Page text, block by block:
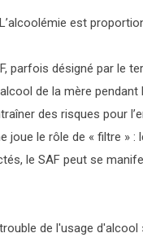
est
parfois désigné par le
de la mère
des risques pour
joue le rôle de « filtre
le SAF peut se
de l'usage